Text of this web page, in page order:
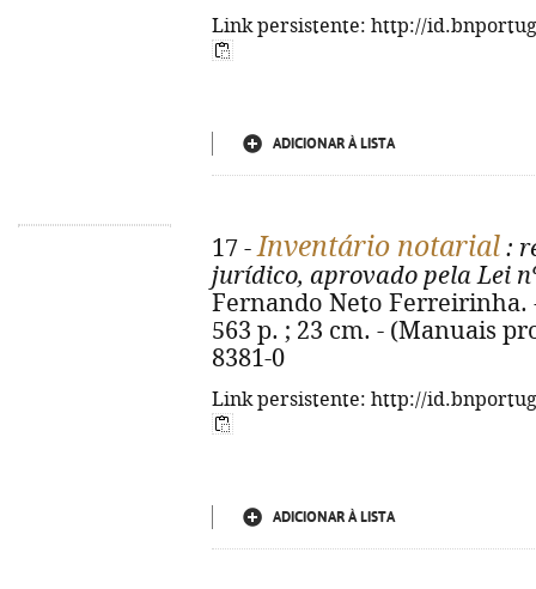
Link persistente: http://
ADICIONAR À LISTA
17 -Inventário notarial :
jurídico, aprovado pela Lei
Fernando Neto Ferreirinha.
563 p. ; 23 cm. - (Manuais
8381-0
Link persistente: http://
ADICIONAR À LISTA